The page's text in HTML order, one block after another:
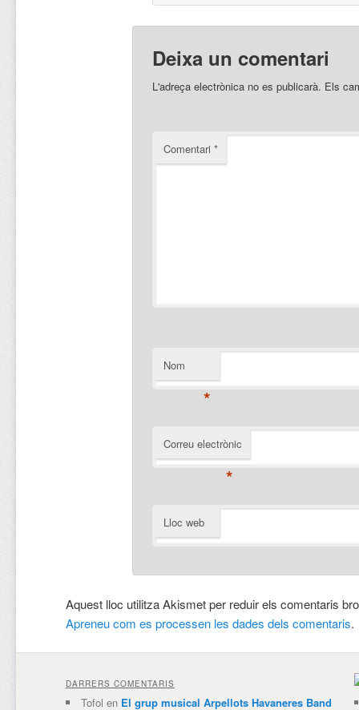
Deixa un comentari
L'adreça electrònica no es publicarà. Els
Comentari *
Nom
*
Correu electrònic
*
Lloc web
Aquest lloc utilitza Akismet per reduir els comentaris
Apreneu com es processen les dades dels comentaris.
DARRERS COMENTARIS
Tofol en El grup musical Arpellots Havaneres Band